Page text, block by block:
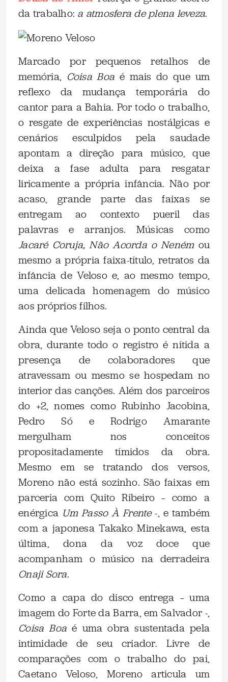
da trabalho: a atmosfera de plena leveza.
Marcado por pequenos retalhos de
memória, Coisa Boa é mais do que um
reflexo da mudança temporária do
cantor para a Bahia. Por todo o trabalho,
o resgate de experiências nostálgicas e
cenários esculpidos pela saudade
apontam a direção para músico, que
deixa a fase adulta para resgatar
liricamente a própria infância. Não por
acaso, grande parte das faixas se
entregam ao contexto pueril das
palavras e arranjos. Músicas como
Jacaré Coruja, Não Acorda o Neném ou
mesmo a própria faixa-título, retratos da
infância de Veloso e, ao mesmo tempo,
uma delicada homenagem do músico
aos próprios filhos.
Ainda que Veloso seja o ponto central da
obra, durante todo o registro é nítida a
presença de colaboradores que
atravessam ou mesmo se hospedam no
interior das canções. Além dos parceiros
do +2, nomes como Rubinho Jacobina,
Pedro Só e Rodrigo Amarante
mergulham nos conceitos
propositadamente tímidos da obra.
Mesmo em se tratando dos versos,
Moreno não está sozinho. São faixas em
parceria com Quito Ribeiro – como a
enérgica Um Passo À Frente-, e também
com a japonesa Takako Minekawa, esta
última, dona da voz doce que
acompanham o músico na derradeira
Onaji Sora.
Como a capa do disco entrega – uma
imagem do Forte da Barra, em Salvador -,
Coisa Boa é uma obra sustentada pela
intimidade de seu criador. Livre de
comparações com o trabalho do pai,
Caetano Veloso, Moreno articula um